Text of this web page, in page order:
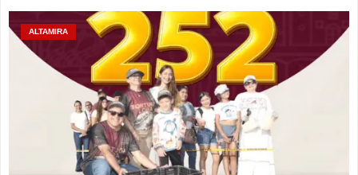
ALTAMIRA